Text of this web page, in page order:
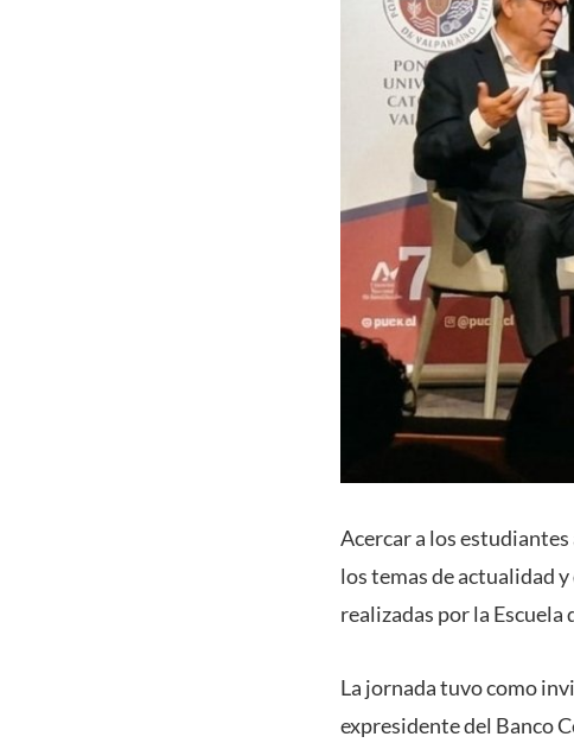
Acercar a los
los temas de actualidad
realizadas por la Escuela
La jornada tuvo como
expresidente del Banco